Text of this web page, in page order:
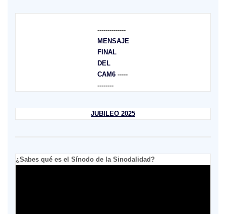
--------------
MENSAJE
FINAL
DEL
CAM6-----
--------
JUBILEO 2025
¿Sabes qué es el Sínodo de la Sinodalidad?